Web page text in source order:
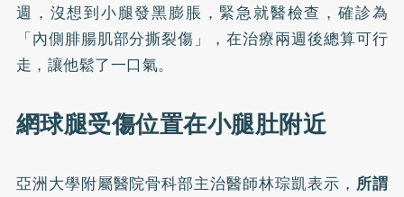
週，沒想到小腿發黑膨脹，緊急就醫檢查，確診為
「內側腓腸肌部分撕裂傷」，在治療兩週後總算可行
走，讓他鬆了一口氣。
網球腿受傷位置在小腿肚附近
亞洲大學附屬醫院骨科部主治醫師林琮凱表示， 所謂